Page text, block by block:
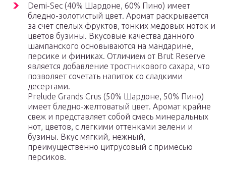
Demi-Sec (40% Шардоне, 60% Пино) имеет
бледно-золотистый цвет. Аромат раскрывается
за счет спелых фруктов, тонких медовых ноток и
цветов бузины. Вкусовые качества данного
шампанского основываются на мандарине,
персике и финиках. Отличием от Brut Reserve
является добавление тростникового сахара, что
позволяет сочетать напиток со сладкими
десертами.
Prelude Grands Crus (50% Шардоне, 50% Пино)
имеет бледно-желтоватый цвет. Аромат крайне
свеж и представляет собой смесь минеральных
нот, цветов, с легкими оттенками зелени и
бузины. Вкус мягкий, нежный,
преимущественно цитрусовый с примесью
персиков.